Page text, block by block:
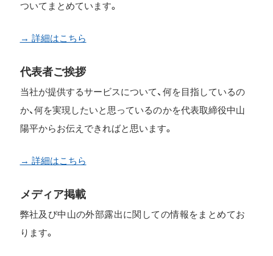
ついてまとめています。
→ 詳細はこちら
代表者ご挨拶
当社が提供するサービスについて、何を目指しているの
か、何を実現したいと思っているのかを代表取締役中山
陽平からお伝えできればと思います。
→ 詳細はこちら
メディア掲載
弊社及び中山の外部露出に関しての情報をまとめてお
ります。